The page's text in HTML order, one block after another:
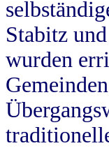
Stabitz
wurden